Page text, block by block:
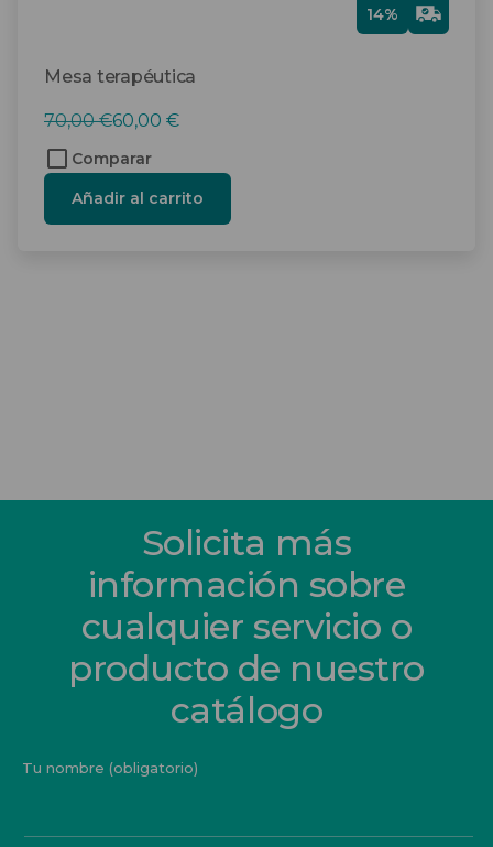
Mesa terapéutica
14%
Gra
tis
70,00€
El
precio
original
era:
70,00 €.
60,00 €
El
precio
actual
60,00 €.
Comparar
Añadir al carrito
Solicita más
información sobre
cualquier servicio o
producto de nuestro
catálogo
Tu nombre (obligatorio)